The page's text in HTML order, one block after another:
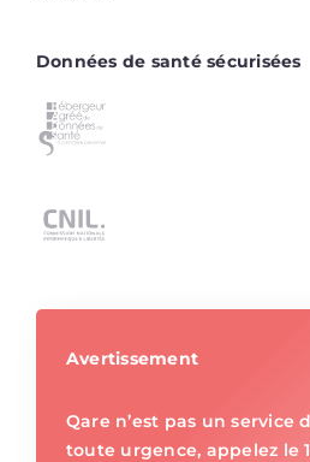
Données de santé sécurisées
Avertissement
Qare n’est pas un service
toute urgence, appelez le